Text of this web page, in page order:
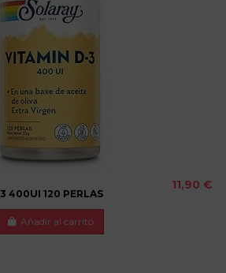
400UI 120 PERLAS
11,90 €
Añadir al carrito